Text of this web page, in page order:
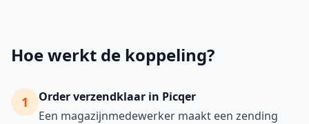
Hoe werkt de koppeling?
1
Order verzendklaar in Picqer
Een magazijnmedewerker maakt een zending